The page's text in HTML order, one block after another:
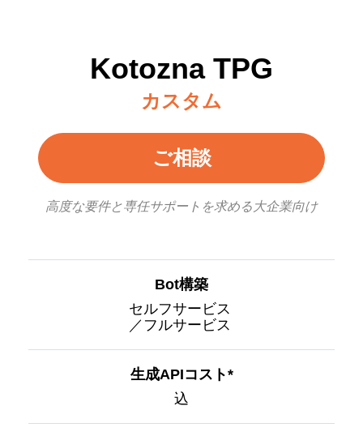
Kotozna TPG
カスタム
ご相談
高度な要件と専任サポートを求める大企業向け
Bot構築
セルフサービス
／フルサービス
生成APIコスト*
込